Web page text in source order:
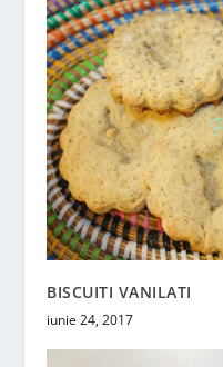
BISCUITI VANILATI
iunie 24, 2017